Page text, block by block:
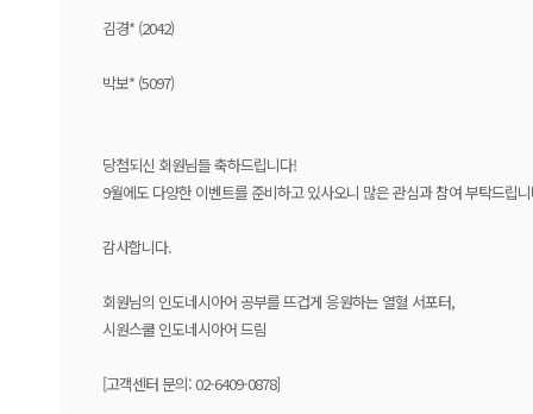
김경* (2042)
박보* (5097)
당첨되신 회원님들 축하드립니다!
9월에도 다양한 이벤트를 준비하고 있사오니 많은 관심과 참여 부탁드립
감사합니다.
회원님의 인도네시아어 공부를 뜨겁게 응원하는 열혈 서포터,
시원스쿨 인도네시아어 드림
[고객센터 문의: 02-6409-0878]